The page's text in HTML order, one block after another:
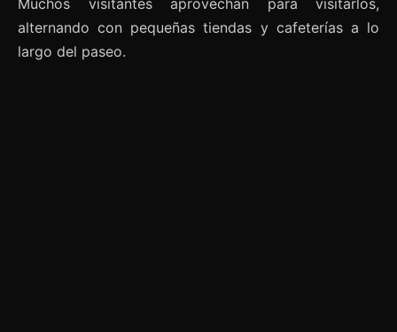
Muchos visitantes aprovechan para visitarlos,
alternando con pequeñas tiendas y cafeterías a lo
largo del paseo.